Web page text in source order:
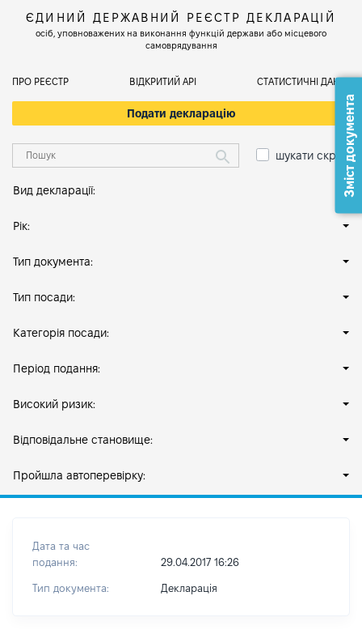
ЄДИНИЙ ДЕРЖАВНИЙ РЕЄСТР ДЕКЛАРАЦІЙ
осіб, уповноважених на виконання функцій держави або місцевого
самоврядування
ПРО РЕЄСТР ВІДКРИТИЙ АРІ СТАТИСТИЧНІ ДАНІ
Подати декларацію
шукати скрізь
Вид декларації:
Рік:
Тип документа:
Тип посади:
Категорія посади:
Період подання:
Високий ризик:
Відповідальне становище:
Пройшла автоперевірку:
Дата та час
подання:
29.04.2017 16:26
Тип документа: Декларація
Зміст документа